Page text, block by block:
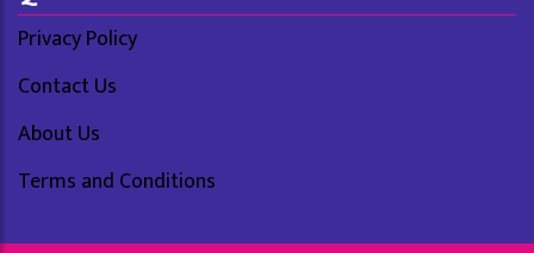
Privacy Policy
Contact Us
About Us
Terms and Conditions